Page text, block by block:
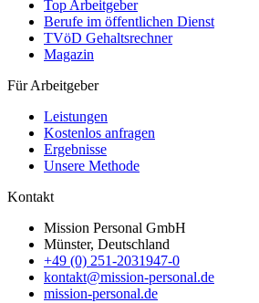
Top Arbeitgeber
Berufe im öffentlichen Dienst
TVöD Gehaltsrechner
Magazin
Für Arbeitgeber
Leistungen
Kostenlos anfragen
Ergebnisse
Unsere Methode
Kontakt
Mission Personal GmbH
Münster, Deutschland
+49 (0) 251-2031947-0
kontakt@mission-personal.de
mission-personal.de